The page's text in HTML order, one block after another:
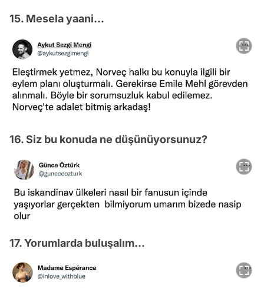
15. Mesela yaani...
16. Siz bu konuda ne düşünüyorsunuz?
17. Yorumlarda buluşalım...